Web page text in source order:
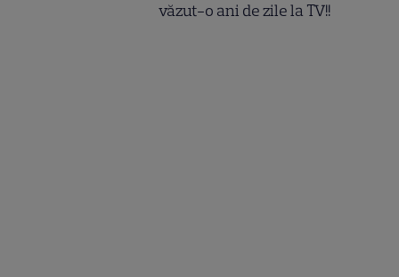
văzut-o ani de zile la TV!!